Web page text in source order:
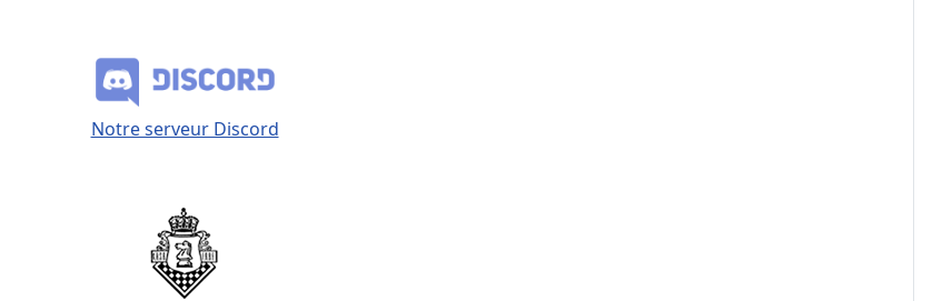
Notre serveur Discord